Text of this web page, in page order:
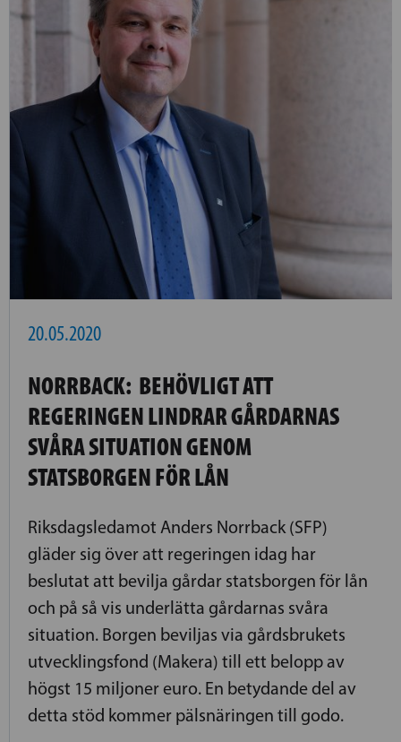
20.05.2020
NORRBACK: BEHÖVLIGT ATT
REGERINGEN LINDRAR GÅRDARNAS
SVÅRA SITUATION GENOM
STATSBORGEN FÖR LÅN
Riksdagsledamot Anders Norrback (SFP)
gläder sig över att regeringen idag har
beslutat att bevilja gårdar statsborgen för lån
och på så vis underlätta gårdarnas svåra
situation. Borgen beviljas via gårdsbrukets
utvecklingsfond (Makera) till ett belopp av
högst 15 miljoner euro. En betydande del av
detta stöd kommer pälsnäringen till godo.